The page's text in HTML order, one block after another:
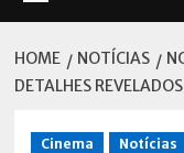
HOME NOTÍCIAS
DETALHES REVELADOS
Cinema Notícias